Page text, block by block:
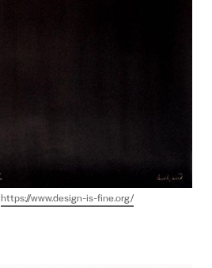
https://www.design-is-fine.org/